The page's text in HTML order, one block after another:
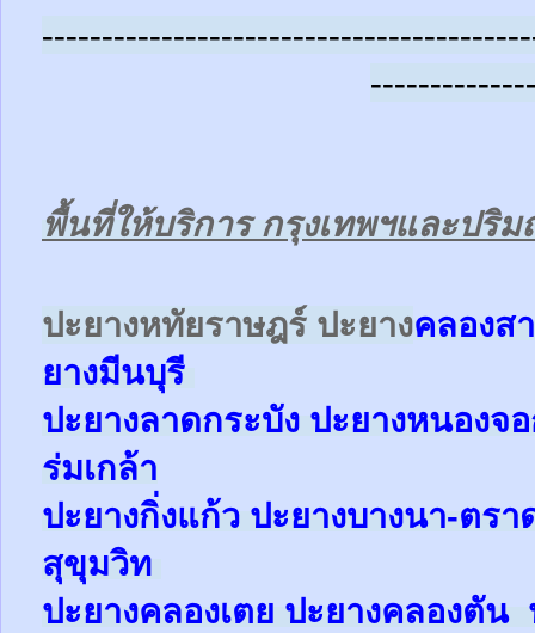
พื้นที่ให้บริการ กรุงเทพฯและปริ
ปะยางหทัยราษฎร์ ปะยางคลองส
ยางมีนบุรี
ปะยางลาดกระบัง ปะยางหนองจ
ร่มเกล้า
ปะยางกิ่งแก้ว ปะยางบางนา-ตร
สุขุมวิท
ปะยางคลองเตย ปะยางคลองตัน